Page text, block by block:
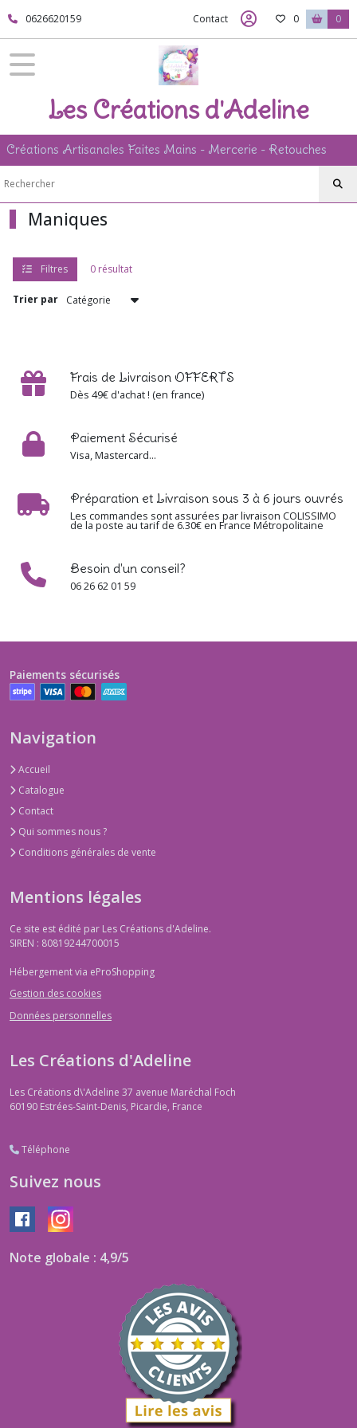
0626620159 Contact 0 0
Les Créations d'Adeline
Créations Artisanales Faites Mains - Mercerie - Retouches
Maniques
Filtres 0 résultat
Trier par
Frais de Livraison OFFERTS
Dès 49€ d'achat ! (en france)
Paiement Sécurisé
Visa, Mastercard...
Préparation et Livraison sous 3 à 6 jours ouvrés
Les commandes sont assurées par livraison COLISSIMO
de la poste au tarif de 6.30€ en France Métropolitaine
Besoin d'un conseil?
06 26 62 01 59
Fermer
FILTRES
Afficher
les
résultats
Paiements sécurisés
Navigation
Accueil
Catalogue
Contact
Qui sommes nous ?
Conditions générales de vente
Mentions légales
Ce site est édité par Les Créations d'Adeline.
SIREN : 80819244700015
Hébergement via eProShopping
Gestion des cookies
Données personnelles
Les Créations d'Adeline
Les Créations d\'Adeline 37 avenue Maréchal Foch
60190 Estrées-Saint-Denis, Picardie, France
Téléphone
Suivez nous
Note globale : 4,9/5